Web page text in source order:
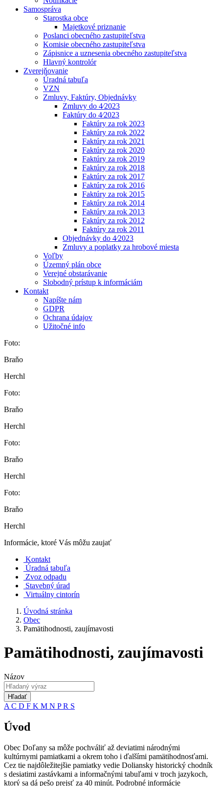
Samospráva
Starostka obce
Majetkové priznanie
Poslanci obecného zastupiteľstva
Komisie obecného zastupiteľstva
Zápisnice a uznesenia obecného zastupiteľstva
Hlavný kontrolór
Zverejňovanie
Úradná tabuľa
VZN
Zmluvy, Faktúry, Objednávky
Zmluvy do 4⁄2023
Faktúry do 4⁄2023
Faktúry za rok 2023
Faktúry za rok 2022
Faktúry za rok 2021
Faktúry za rok 2020
Faktúry za rok 2019
Faktúry za rok 2018
Faktúry za rok 2017
Faktúry za rok 2016
Faktúry za rok 2015
Faktúry za rok 2014
Faktúry za rok 2013
Faktúry za rok 2012
Faktúry za rok 2011
Objednávky do 4⁄2023
Zmluvy a poplatky za hrobové miesta
Voľby
Územný plán obce
Verejné obstarávanie
Slobodný prístup k informáciám
Kontakt
Napíšte nám
GDPR
Ochrana údajov
Užitočné info
Foto:
Braňo
Herchl
Foto:
Braňo
Herchl
Foto:
Braňo
Herchl
Foto:
Braňo
Herchl
Informácie, ktoré Vás môžu zaujať
Kontakt
Úradná tabuľa
Zvoz odpadu
Stavebný úrad
Virtuálny cintorín
Úvodná stránka
Obec
Pamätihodnosti, zaujímavosti
Pamätihodnosti, zaujímavosti
Názov
Hľadať
A C D F K M N PR S
Úvod
Obec Doľany sa môže pochváliť až deviatimi národnými
kultúrnymi pamiatkami a okrem toho i ďalšími pamätihodnosťami.
Cez tie najdôležitejšie pamiatky vedie Doliansky historický chodník
s desiatimi zastávkami a informačnými tabuľami v troch jazykoch,
ktorý sa dá pešo prejsť za 40 minút. Podrobné informácie